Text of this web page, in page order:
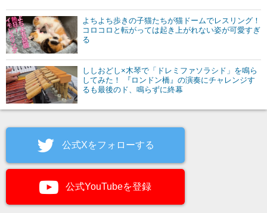
よちよち歩きの子猫たちが猫ドームでレスリング！
コロコロと転がっては起き上がれない姿が可愛すぎ
る
ししおどし×木琴で「ドレミファソラシド」を鳴ら
してみた！ 『ロンドン橋』の演奏にチャレンジす
るも最後のド、鳴らずに終幕
公式Xをフォローする
公式YouTubeを登録